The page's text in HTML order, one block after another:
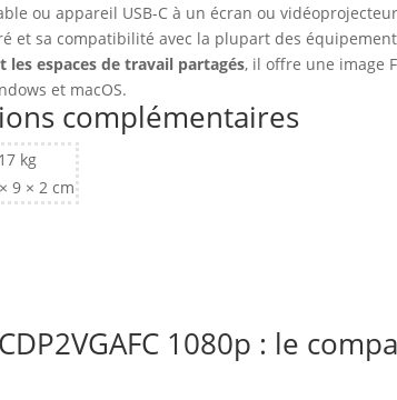
ou appareil USB-C à un écran ou
et sa compatibilité avec la plupart des
les espaces de travail partagés, il offre une image
et macOS.
complémentaires
kg
9 × 2 cm
1080p : le